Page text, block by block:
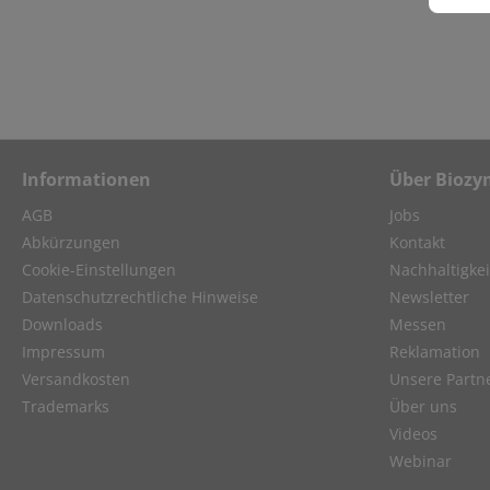
Informationen
AGB
Abkürzungen
Cookie-Einstellungen
Datenschutzrechtliche Hinweise
Downloads
Impressum
Versandkosten
Trademarks
Über
Jobs
Kontakt
Newsletter
Messen
Reklamation
Unsere
Über uns
Videos
Webinar